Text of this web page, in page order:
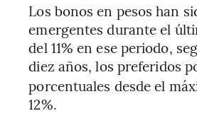
Los bonos en pesos han
emergentes durante el
del 11% en ese periodo,
diez años, los preferidos
porcentuales desde el
12%.